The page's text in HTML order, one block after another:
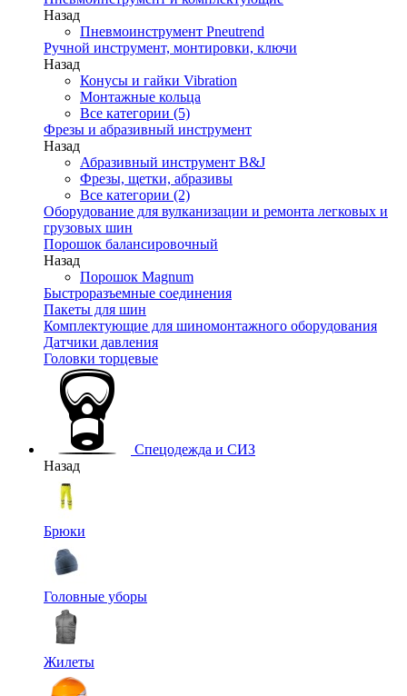
Назад
Пневмоинструмент Pneutrend
Ручной инструмент, монтировки, ключи
Назад
Конусы и гайки Vibration
Монтажные кольца
Все категории (5)
Фрезы и абразивный инструмент
Назад
Абразивный инструмент B&J
Фрезы, щетки, абразивы
Все категории (2)
Оборудование для вулканизации и ремонта легковых и
грузовых шин
Порошок балансировочный
Назад
Порошок Magnum
Быстроразъемные соединения
Пакеты для шин
Комплектующие для шиномонтажного оборудования
Датчики давления
Головки торцевые
Спецодежда и СИЗ
Назад
Брюки
Головные уборы
Жилеты